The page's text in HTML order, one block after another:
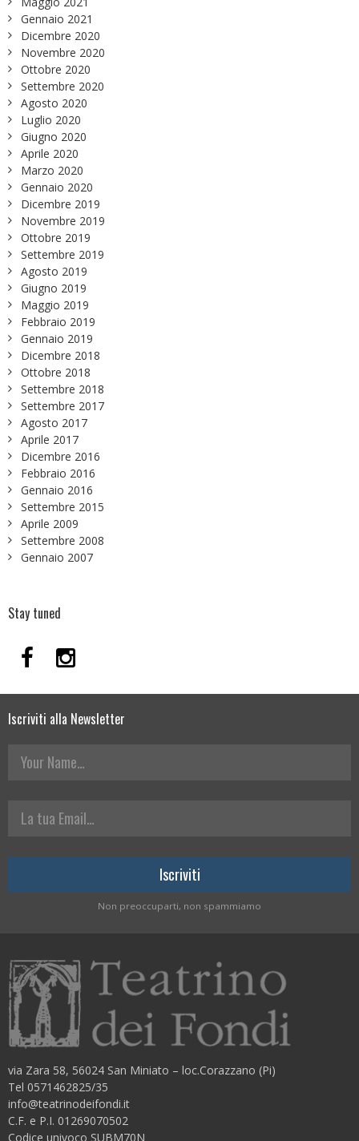
Gennaio 2021
Dicembre 2020
Novembre 2020
Ottobre 2020
Settembre 2020
Agosto 2020
Luglio 2020
Giugno 2020
Aprile 2020
Marzo 2020
Gennaio 2020
Dicembre 2019
Novembre 2019
Ottobre 2019
Settembre 2019
Agosto 2019
Giugno 2019
Maggio 2019
Febbraio 2019
Gennaio 2019
Dicembre 2018
Ottobre 2018
Settembre 2018
Settembre 2017
Agosto 2017
Aprile 2017
Dicembre 2016
Febbraio 2016
Gennaio 2016
Settembre 2015
Aprile 2009
Settembre 2008
Gennaio 2007
Stay tuned
Iscriviti alla Newsletter
Your Name
La tua Email
Non preoccuparti, non spammiamo
via Zara 58, 56024 San Miniato – loc.Corazzano (Pi)
Tel 0571462825/35
info@teatrinodeifondi.it
C.F. e P.I. 01269070502
Codice univoco SUBM70N